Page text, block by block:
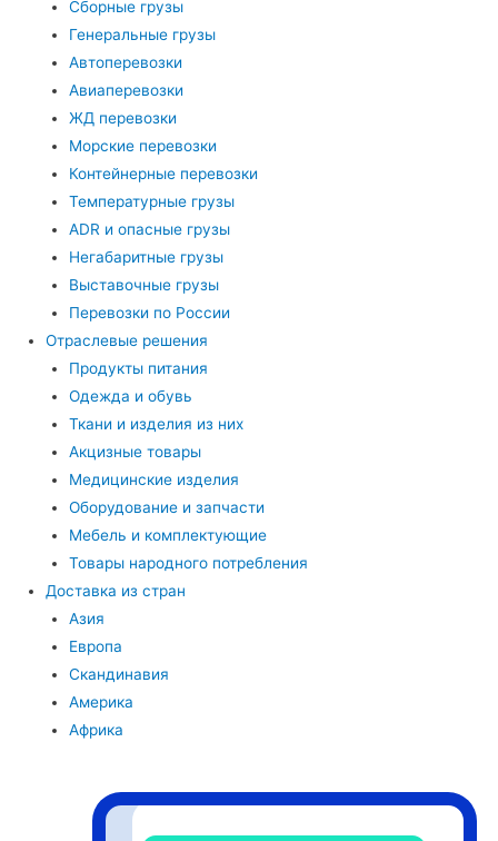
Сборные грузы
Генеральные грузы
Автоперевозки
Авиаперевозки
ЖД перевозки
Морские перевозки
Контейнерные перевозки
Температурные грузы
ADR и опасные грузы
Негабаритные грузы
Выставочные грузы
Перевозки по России
Отраслевые решения
Продукты питания
Одежда и обувь
Ткани и изделия из них
Акцизные товары
Медицинские изделия
Оборудование и запчасти
Мебель и комплектующие
Товары народного потребления
Доставка из стран
Азия
Европа
Скандинавия
Америка
Африка